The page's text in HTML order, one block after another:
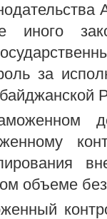
иного
за
объеме